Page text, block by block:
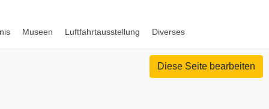
Museen Luftfahrtausstellung Diverses
Diese Seite bearbeiten